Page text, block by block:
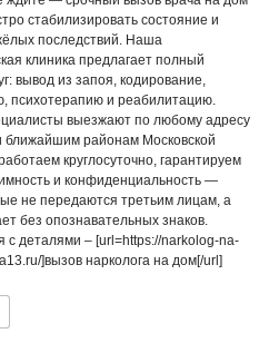
стабилизировать состояние и
последствий. Наша
клиника предлагает полный
вывод из запоя, кодирование,
психотерапию и реабилитацию.
выезжают по любому адресу
ближайшим районам Московской
круглосуточно, гарантируем
и конфиденциальность —
не передаются третьим лицам, а
без опознавательных знаков.
с деталями – [url=https://narkolog-na-
]вызов нарколога на дом[/url]